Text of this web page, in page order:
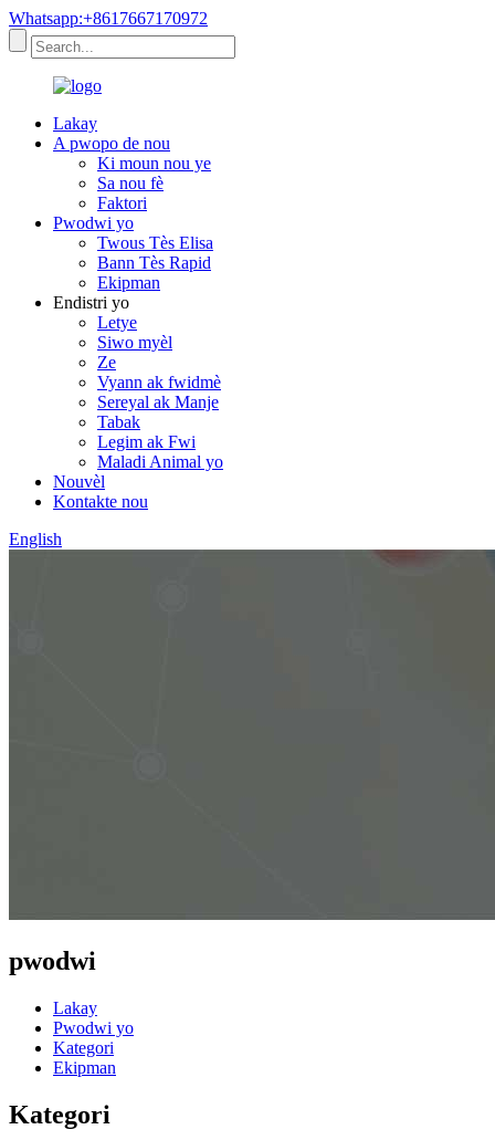
Whatsapp:+8617667170972
Lakay
A pwopo de nou
Ki moun nou ye
Sa nou fè
Faktori
Pwodwi yo
Twous Tès Elisa
Bann Tès Rapid
Ekipman
Endistri yo
Letye
Siwo myèl
Ze
Vyann ak fwidmè
Sereyal ak Manje
Tabak
Legim ak Fwi
Maladi Animal yo
Nouvèl
Kontakte nou
English
pwodwi
Lakay
Pwodwi yo
Kategori
Ekipman
Kategori